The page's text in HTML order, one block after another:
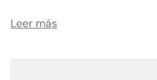
Leer más